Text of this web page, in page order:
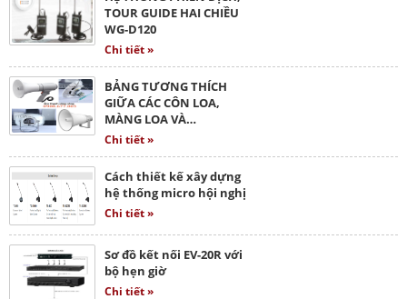
TOUR GUIDE HAI CHIỀU
WG-D120
Chi tiết »
BẢNG TƯƠNG THÍCH
GIỮA CÁC CÔN LOA,
MÀNG LOA VÀ…
Chi tiết »
Cách thiết kế xây dựng
hệ thống micro hội nghị
Chi tiết »
Sơ đồ kết nối EV-20R với
bộ hẹn giờ
Chi tiết »